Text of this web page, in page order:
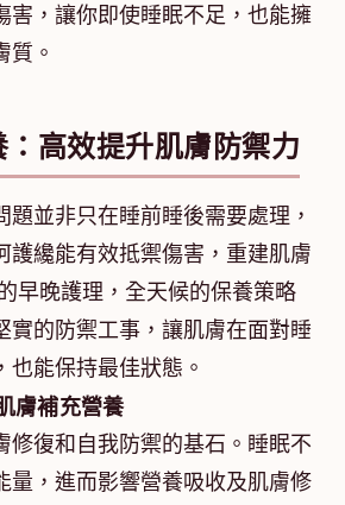
害，讓你即使睡眠不足，也能擁
質。
高效提升肌膚防禦力
題並非只在睡前睡後需要處理，
護纔能有效抵禦傷害，重建肌膚
早晚護理，全天候的保養策略
實的防禦工事，讓肌膚在面對睡
也能保持最佳狀態。
膚補充營養
修復和自我防禦的基石。睡眠不
量，進而影響營養吸收及肌膚修